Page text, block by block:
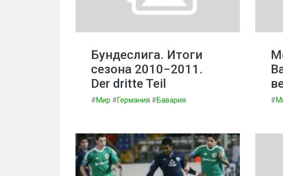
Бундеслига. Итоги
сезона 2010−2011.
Der dritte Teil
#Мир #Германия #Бавария #